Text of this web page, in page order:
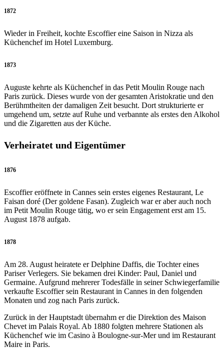
1872
Wieder in Freiheit, kochte Escoffier eine Saison in Nizza als
Küchenchef im Hotel Luxemburg.
1873
Auguste kehrte als Küchenchef in das Petit Moulin Rouge nach
Paris zurück. Dieses wurde von der gesamten Aristokratie und den
Berühmtheiten der damaligen Zeit besucht. Dort strukturierte er
umgehend um, setzte auf Ruhe und verbannte als erstes den Alkohol
und die Zigaretten aus der Küche.
Verheiratet und Eigentümer
1876
Escoffier eröffnete in Cannes sein erstes eigenes Restaurant, Le
Faisan doré (Der goldene Fasan). Zugleich war er aber auch noch
im Petit Moulin Rouge tätig, wo er sein Engagement erst am 15.
August 1878 aufgab.
1878
Am 28. August heiratete er Delphine Daffis, die Tochter eines
Pariser Verlegers. Sie bekamen drei Kinder: Paul, Daniel und
Germaine. Aufgrund mehrerer Todesfälle in seiner Schwiegerfamilie
verkaufte Escoffier sein Restaurant in Cannes in den folgenden
Monaten und zog nach Paris zurück.
Zurück in der Hauptstadt übernahm er die Direktion des Maison
Chevet im Palais Royal. Ab 1880 folgten mehrere Stationen als
Küchenchef wie im Casino à Boulogne-sur-Mer und im Restaurant
Maire in Paris.